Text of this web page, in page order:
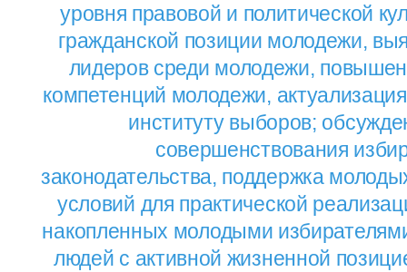
уровня правовой и политической
гражданской позиции молодежи,
лидеров среди молодежи,
компетенций молодежи,
институту выборов;
совершенствования
законодательства, поддержка
условий для практической
накопленных молодыми
людей с активной жизненной